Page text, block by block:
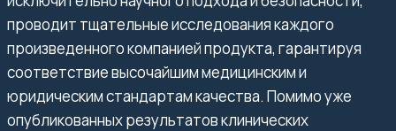
проводит тщательные исследования каждого
произведенного компанией продукта, гарантируя
соответствие высочайшим медицинским и
юридическим стандартам качества. Помимо уже
опубликованных результатов клинических